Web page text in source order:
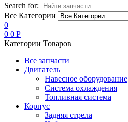
Search for:
Все Категории
0
0 0 Р
Категории Товаров
Все запчасти
Двигатель
Навесное оборудование
Система охлаждения
Топливная система
Корпус
Задняя стрела